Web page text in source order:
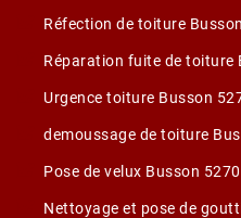
Réfection de toiture
Réparation fuite de toiture
Urgence toiture Busson
demoussage de toiture
Pose de velux Busson
Nettoyage et pose de